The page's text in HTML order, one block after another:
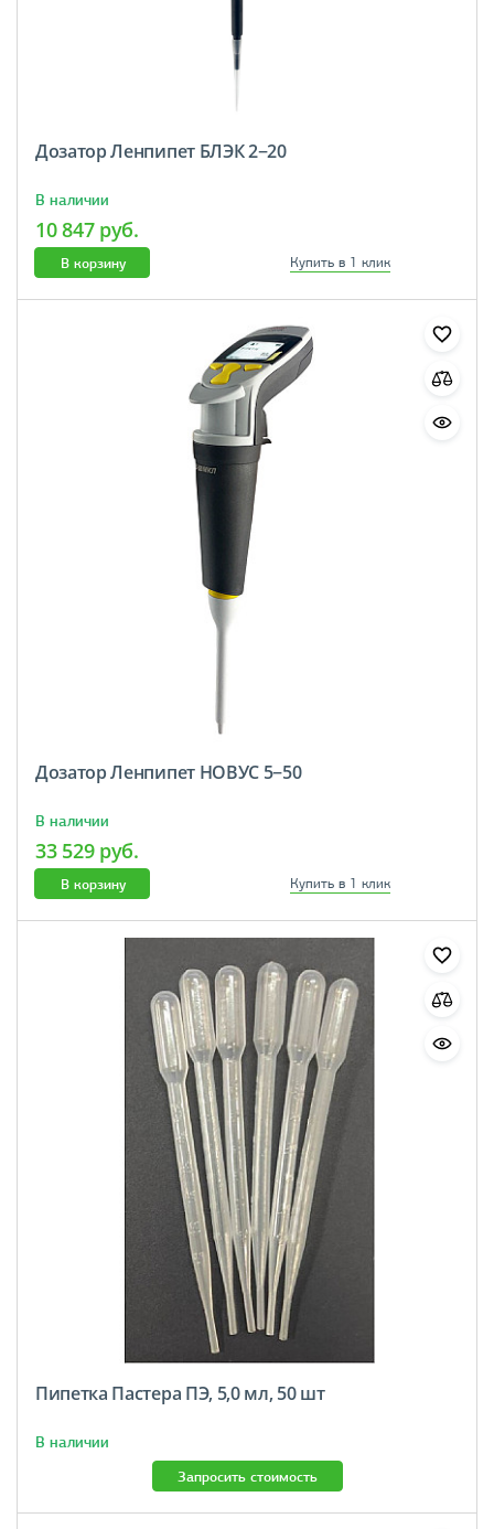
Дозатор Ленпипет БЛЭК 2−20
В наличии
10 847 руб.
В корзину Купить в 1 клик
Дозатор Ленпипет НОВУС 5−50
В наличии
33 529 руб.
В корзину Купить в 1 клик
Пипетка Пастера ПЭ, 5,0 мл, 50 шт
В наличии
Запросить стоимость